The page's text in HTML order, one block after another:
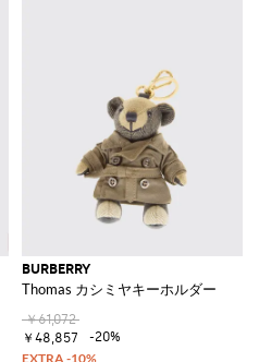
BURBERRY
Thomas カシミヤキーホルダー
￥61,072
￥48,857
-20%